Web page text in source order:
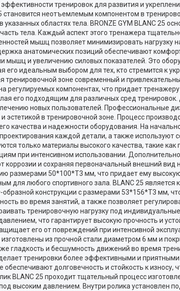
тренировок для развития и
неотъемлемым компонентом в
областях тела. BRONZE GYM BLANC 25
тела. Каждый аспект этого тренажера
мышц позволяет минимизировать нагрузку
анатомических позиций обеспечивают
мышц и увеличению силовых показателей. Это
идеальным выбором для тех, кто стремится к
тренировочной зоне современный и
компонентах, что придает
его подходящим для различных сред
новых пользователей. Профессиональные
в тренировочной зоне. Процесс
качества и надежности оборудования. На
каждой детали, а также используют
только материалы высокого качества, такие
при интенсивном использовании.
коррозии и сохраняя первоначальный внешний
размерами 50*100*T3 мм, что придает ему
для любого спортивного зала. BLANC 25
конструкции с размерами 53*156*T3 мм,
во время занятий, а также позволяет
тренировочную нагрузку под
что гарантирует высокую прочность и
его от повреждений при интенсивной
из прочной стали диаметром 6 мм и
гладкость и бесшумность движений во время
тренировки более эффективными и
долговечность и стойкость к
BLANC 25 проходит тщательный процесс
высоким давлением. Внутри ролика установлен